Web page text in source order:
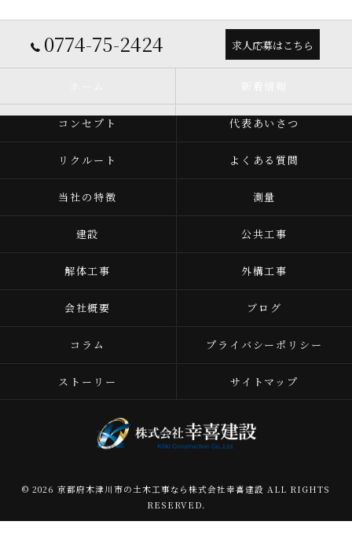
0774-75-2424 求人応募はこちら
コンセプト 代表あいさつ
リクルート よくある質問
当社の特徴 測量
建設 公共工事
解体工事 外構工事
会社概要 ブログ
コラム プライバシーポリシー
ストーリー サイトマップ
© 2026 京都府木津川市の土木工事なら株式会社幸喜建設 ALL RIGHTS
RESERVED.